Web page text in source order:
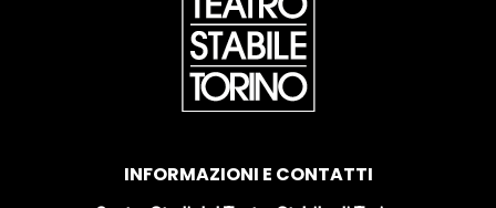
INFORMAZIONI E CONTATTI